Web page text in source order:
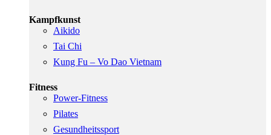
Kampfkunst
Aikido
Tai Chi
Kung Fu – Vo Dao Vietnam
Fitness
Power-Fitness
Pilates
Gesundheitssport